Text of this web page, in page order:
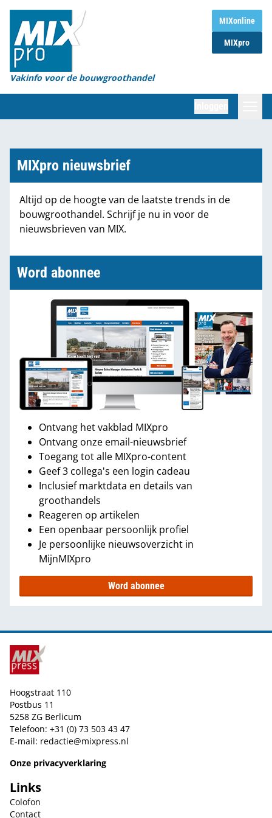
MIXonline
MIXpro
Vakinfo voor de bouwgroothandel
Home
Magazines
Organisaties
Marktcijfers
Partners
MIXpro nieuwsbrief
Altijd op de hoogte van de laatste trends in de
bouwgroothandel. Schrijf je nu in voor de
nieuwsbrieven van MIX.
Word abonnee
Ontvang het vakblad MIXpro
Ontvang onze email-nieuwsbrief
Toegang tot alle MIXpro-content
Geef 3 collega's een login cadeau
Inclusief marktdata en details van
groothandels
Reageren op artikelen
Een openbaar persoonlijk profiel
Je persoonlijke nieuwsoverzicht in
MijnMIXpro
Word abonnee
Hoogstraat 110
Postbus 11
5258 ZG Berlicum
Telefoon: +31 (0) 73 503 43 47
E-mail: redactie@mixpress.nl
Onze privacyverklaring
Links
Colofon
Contact